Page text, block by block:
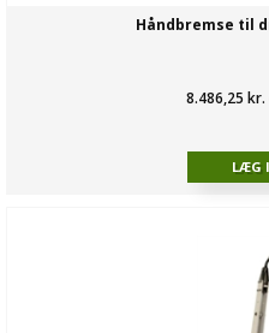
Håndbremse til
8.486,25